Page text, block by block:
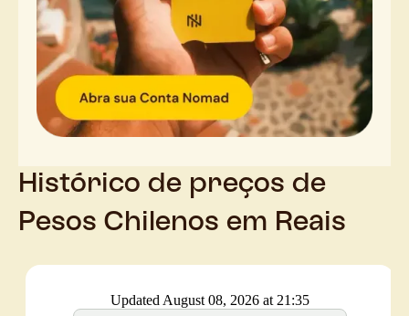
Histórico de preços de
Pesos Chilenos em Reais